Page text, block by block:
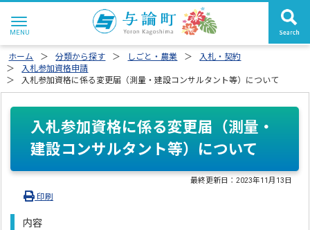
ホーム 分類から探す しごと・農業
入札・契約
入札参加資格申請
入札参加資格に係る変更届（測量・建設コンサルタント等）について
入札参加資格に係る変更届（測量・
建設コンサルタント等）について
最終更新日：2023年11月13日
印刷
内容